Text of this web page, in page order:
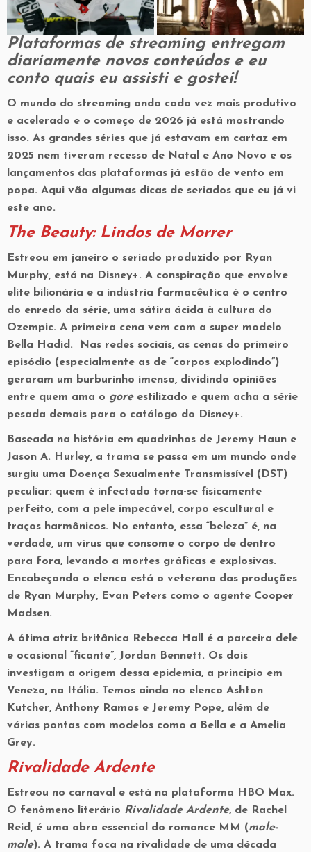
Plataformas de streaming entregam
diariamente novos conteúdos e eu
conto quais eu assisti e gostei!
O mundo do streaming anda cada vez mais produtivo
e acelerado e o começo de 2026 já está mostrando
isso. As grandes séries que já estavam em cartaz em
2025 nem tiveram recesso de Natal e Ano Novo e os
lançamentos das plataformas já estão de vento em
popa. Aqui vão algumas dicas de seriados que eu já vi
este ano.
The Beauty: Lindos de Morrer
Estreou em janeiro o seriado produzido por Ryan
Murphy, está na Disney+. A conspiração que envolve
elite bilionária e a indústria farmacêutica é o centro
do enredo da série, uma sátira ácida à cultura do
Ozempic. A primeira cena vem com a super modelo
Bella Hadid. Nas redes sociais, as cenas do primeiro
episódio (especialmente as de “corpos explodindo”)
geraram um burburinho imenso, dividindo opiniões
entre quem ama o goreestilizado e quem acha a série
pesada demais para o catálogo do Disney+.
Baseada na história em quadrinhos de Jeremy Haun e
Jason A. Hurley, a trama se passa em um mundo onde
surgiu uma Doença Sexualmente Transmissível (DST)
peculiar: quem é infectado torna-se fisicamente
perfeito, com a pele impecável, corpo escultural e
traços harmônicos. No entanto, essa “beleza” é, na
verdade, um vírus que consome o corpo de dentro
para fora, levando a mortes gráficas e explosivas.
Encabeçando o elenco está o veterano das produções
de Ryan Murphy, Evan Peters como o agente Cooper
Madsen.
A ótima atriz britânica Rebecca Hall é a parceira dele
e ocasional “ficante”, Jordan Bennett. Os dois
investigam a origem dessa epidemia, a princípio em
Veneza, na Itália. Temos ainda no elenco Ashton
Kutcher, Anthony Ramos e Jeremy Pope, além de
várias pontas com modelos como a Bella e a Amelia
Grey.
Rivalidade Ardente
Estreou no carnaval e está na plataforma HBO Max.
O fenômeno literário Rivalidade Ardente, de Rachel
Reid, é uma obra essencial do romance MM (male-
male). A trama foca na rivalidade de uma década